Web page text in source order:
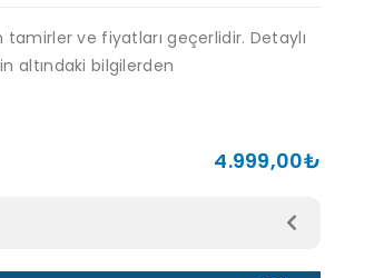
tamirler ve fiyatları geçerlidir. Detaylı
altındaki bilgilerden
4.999,00₺